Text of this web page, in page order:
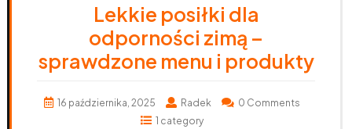
Lekkie posiłki dla
odporności zimą –
sprawdzone menu i produkty
16 października, 2025 Radek
0 Comments
1 category